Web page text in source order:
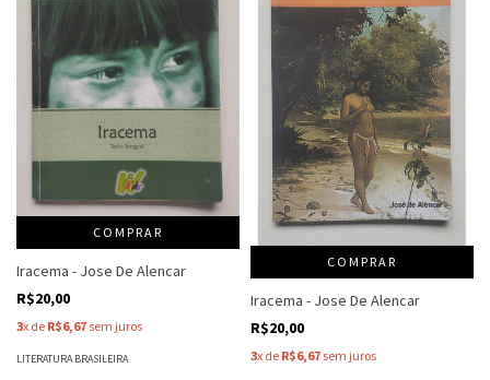
COMPRAR
Iracema - Jose De Alencar
R$20,00
3x de R$6,67 sem juros
LITERATURA BRASILEIRA
COMPRAR
Iracema - Jose De Alencar
R$20,00
3x de R$6,67 sem juros